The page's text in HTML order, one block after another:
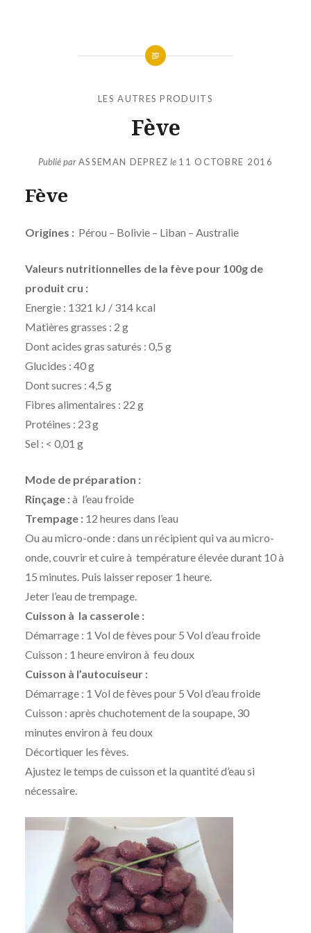
LES AUTRES PRODUITS
Fève
Publié parASSEMAN DEPREZ le 11 OCTOBRE 2016
Fève
Origines : Pérou – Bolivie – Liban – Australie
Valeurs nutritionnelles de la fève pour 100g de
produit cru :
Energie : 1321 kJ / 314 kcal
Matières grasses : 2 g
Dont acides gras saturés : 0,5 g
Glucides : 40 g
Dont sucres : 4,5 g
Fibres alimentaires : 22 g
Protéines : 23 g
Sel : < 0,01 g
Mode de préparation :
Rinçage :à l’eau froide
Trempage :12 heures dans l’eau
Ou au micro-onde : dans un récipient qui va au micro-
onde, couvrir et cuire à température élevée durant 10 à
15 minutes. Puis laisser reposer 1 heure.
Jeter l’eau de trempage.
Cuisson à la casserole :
Démarrage : 1 Vol de fèves pour 5 Vol d’eau froide
Cuisson : 1 heure environ à feu doux
Cuisson à l’autocuiseur :
Démarrage : 1 Vol de fèves pour 5 Vol d’eau froide
Cuisson : après chuchotement de la soupape, 30
minutes environ à feu doux
Décortiquer les fèves.
Ajustez le temps de cuisson et la quantité d’eau si
nécessaire.